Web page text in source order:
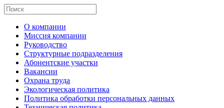
О компании
Миссия компании
Руководство
Структурные подразделения
Абонентские участки
Вакансии
Охрана труда
Экологическая политика
Политика обработки персональных данных